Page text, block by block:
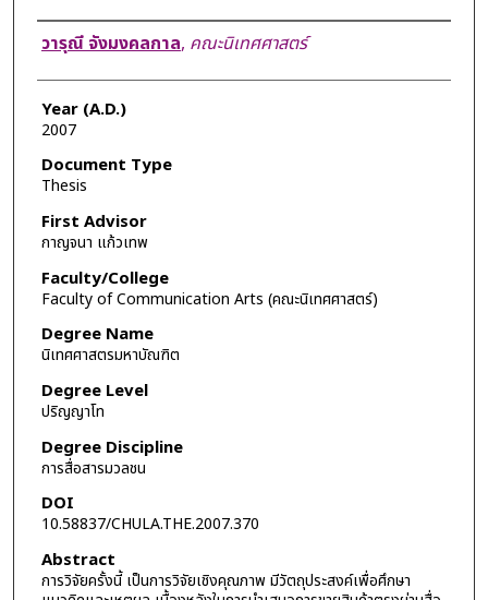
Author
วารุณี จังมงคลกาล, คณะนิเทศศาสตร์
Year (A.D.)
2007
Document Type
Thesis
First Advisor
กาญจนา แก้วเทพ
Faculty/College
Faculty of Communication Arts (คณะนิเทศศาสตร์)
Degree Name
นิเทศศาสตรมหาบัณฑิต
Degree Level
ปริญญาโท
Degree Discipline
การสื่อสารมวลชน
DOI
10.58837/CHULA.THE.2007.370
Abstract
การวิจัยครั้งนี้ เป็นการวิจัยเชิงคุณภาพ มีวัตถุประสงค์เพื่อศึกษา